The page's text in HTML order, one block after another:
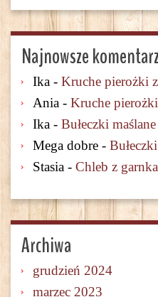
Najnowsze
Ika - Kruche pierożki
Ania - Kruche
Ika - Bułeczki
Mega dobre -
Stasia - Chleb z
Archiwa
grudzień 2024
marzec 2023